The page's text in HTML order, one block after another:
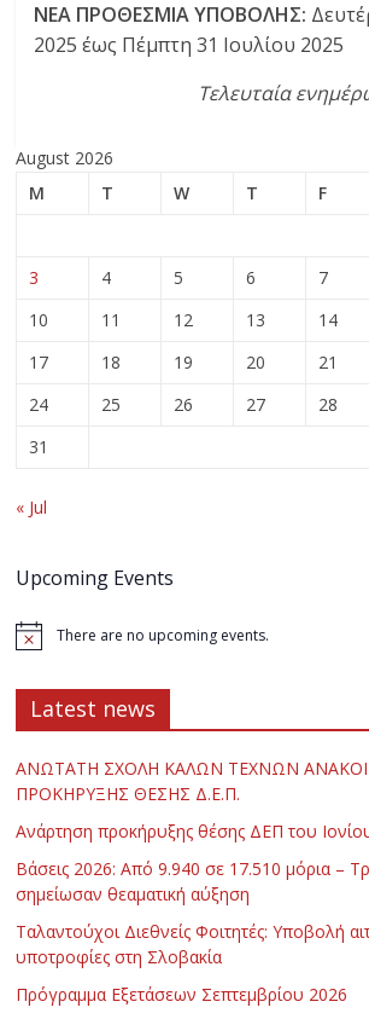
ΝΕΑ ΠΡΟΘΕΣΜΙΑ ΥΠΟΒΟΛΗΣ:
2025 έως Πέμπτη 31 Ιουλίου 2025
Τελευταία
August 2026
M
T W T F
3
4 5 6 7
10
11 12 13 14
17
18 19 20 21
24
25 26 27 28
31
« Jul
Upcoming Events
There are no upcoming events.
Latest news
ΑΝΩΤΑΤΗ ΣΧΟΛΗ ΚΑΛΩΝ ΤΕΧΝΩΝ
ΠΡΟΚΗΡΥΞΗΣ ΘΕΣΗΣ Δ.Ε.Π.
Ανάρτηση προκήρυξης θέσης ΔΕΠ του
Βάσεις 2026: Από 9.940 σε 17.510 μόρια –
σημείωσαν θεαματική αύξηση
Ταλαντούχοι Διεθνείς Φοιτητές: Υποβολή
υποτροφίες στη Σλοβακία
Πρόγραμμα Εξετάσεων Σεπτεμβρίου 2026